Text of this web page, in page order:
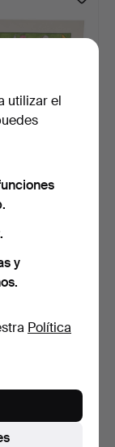
utilizar el
y
Política